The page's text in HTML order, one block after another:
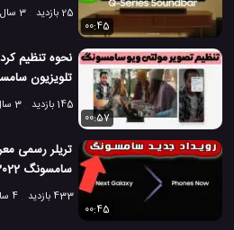
25 بازدید
3 سال پیش
00:45
تلویزیون
145 بازدید
3 سال پیش
00:57
تریلر رسمی
سامسونگ 2022
433 بازدید
4 سال پیش
00:45